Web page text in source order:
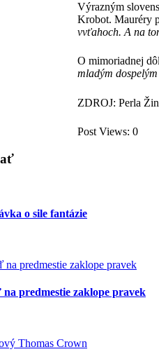
Výrazným
Krobot. Mauréry
vvťahoch. A na
O mimoriadnej
mladým
ZDROJ: Perla
Post Views: 0
o sile fantázie
predmestie zaklope pravek